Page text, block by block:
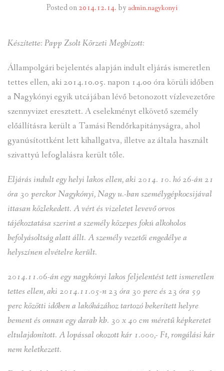
INFORMÁCIÓK
GALÉRIA
KAPCSOLAT
LETÖLTHETŐ NYOMTATVÁNYOK
VÁLASZTÁS 2026
TELEPÜLÉSIKÉPVISELŐI VAGYONNYILATKOZATOK – 2026.
ÉV
ROMA NEMZETISÉGI ÖNKORMÁNYZATI KÉPVISELŐK
VAGYONNYILATKOZATA – 2026. ÉV
Posted on2014.12.14.by admin.nagykonyi
Készítette: Papp Zsolt Körzeti Megbízott:
Állampolgári bejelentés alapján indult eljárás ismeretlen
tettes ellen, aki 2014.10.05. napon 14.00 óra körüli időben
a Nagykónyi egyik utcájában lévő betonozott vízlevezetőre
szennyvizet eresztett. A cselekményt elkövető személy
előállításra került a Tamási Rendőrkapitányságra, ahol
gyanúsítottként lett kihallgatva, illetve az általa használt
szivattyú lefoglalásra került tőle.
Eljárás indult egy helyi lakos ellen, aki 2014. 10. hó 26-án 21
óra 30 perckor Nagykónyi, Nagy u.-ban személygépkocsijával
ittasan közlekedett. A vért és vizeletet levevő orvos
tájékoztatása szerint a személy közepes fokú alkoholos
befolyásoltság alatt állt. A személy vezetői engedélye a
helyszínen elvételre került.
2014.11.06-án egy nagykónyi lakos feljelentést tett ismeretlen
tettes ellen, aki 2014.11.05-n 23 óra 30 perc és 23 óra 59
perc közötti időben a lakóházához tartozó bekerített helyre
bement és onnan egy darab kb. 30 x 40 cm méretű képkeretet
eltulajdonított. A lopással okozott kár 1.000,- Ft, rongálási kár
nem keletkezett.